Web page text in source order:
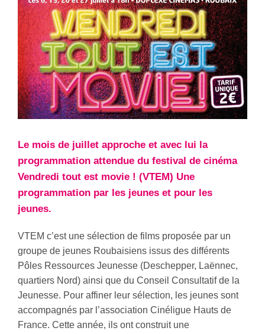
Le mois de juillet approche et avec lui la
programmation attendue du festival de cinéma
Vendredi tout est movie ! (VTEM) Une
programmation par les jeunes et pour les
jeunes.
VTEM c’est une sélection de films proposée par un
groupe de jeunes Roubaisiens issus des différents
Pôles Ressources Jeunesse (Deschepper, Laënnec,
quartiers Nord) ainsi que du Conseil Consultatif de la
Jeunesse. Pour affiner leur sélection, les jeunes sont
accompagnés par l’association Cinéligue Hauts de
France. Cette année, ils ont construit une